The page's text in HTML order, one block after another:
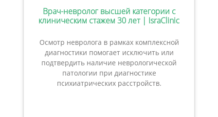
Врач-невролог высшей категории с
клиническим стажем 30 лет | IsraClinic
Осмотр невролога в рамках комплексной
диагностики помогает исключить или
подтвердить наличие неврологической
патологии при диагностике
психиатрических расстройств.